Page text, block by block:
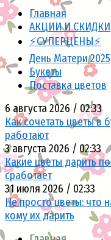
Главная
АКЦИИ И СКИДКИ
⚡СУПЕРЦЕНЫ⚡
День Матери 2025
Букеты
Поставка цветов
6 августа 2026 / 02:33
Как сочетать цветы в
работают
3 августа 2026 / 02:33
Какие цветы дарить
сработает
31 июля 2026 / 02:33
Не просто цветы: что
кому их дарить